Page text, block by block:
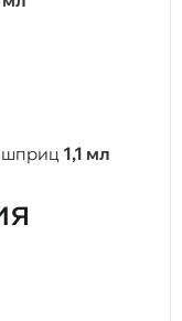
1,1 мл